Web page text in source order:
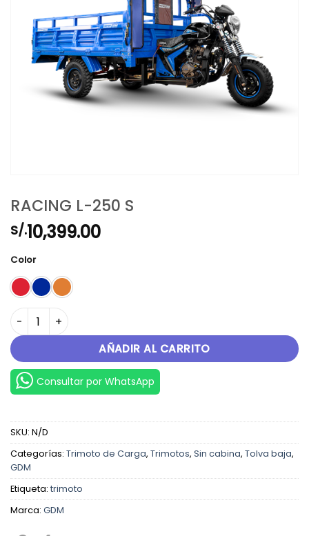
RACING L-250 S
S/.10,399.00
Color
RACING L-250 S cantidad
AÑADIR AL CARRITO
Consultar por WhatsApp
SKU: N/D
Categorías: Trimoto de Carga, Trimotos, Sin cabina, Tolva baja,
GDM
Etiqueta: trimoto
Marca: GDM